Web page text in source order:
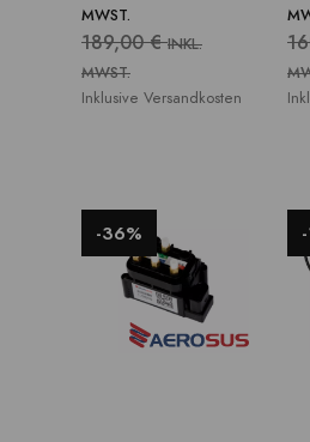
MWST.
189,00 €INKL.
MWST.
Inklusive Versandkosten
-36%